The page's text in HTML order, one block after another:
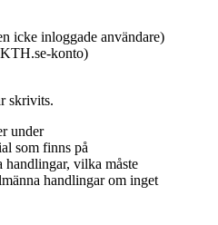
icke inloggade användare)
konto)
skrivits.
under
som finns på
vilka måste
handlingar om inget